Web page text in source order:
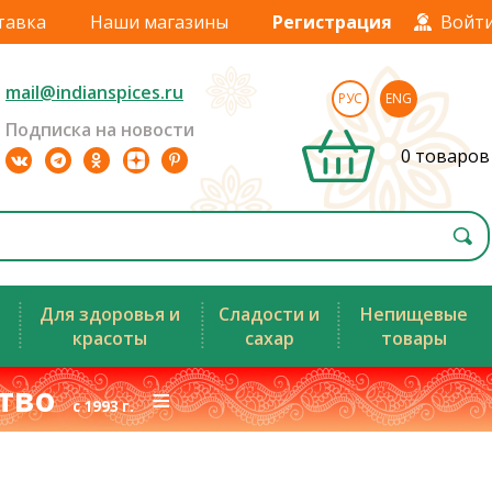
Наши магазины Регистрация
mail@indianspices.ru
Подписка на новости
РУС ENG
0 товаров
Для здоровья и
красоты
Сладости и
сахар
Непищевые
товары
с 1993 г.≡